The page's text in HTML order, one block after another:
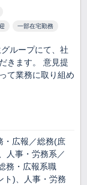
一部在宅勤務
ループにて、社
きます。 意見提
て業務に取り組め
・広報／総務(庶
人事・労務系／
務・広報系職
ト)、人事・労務